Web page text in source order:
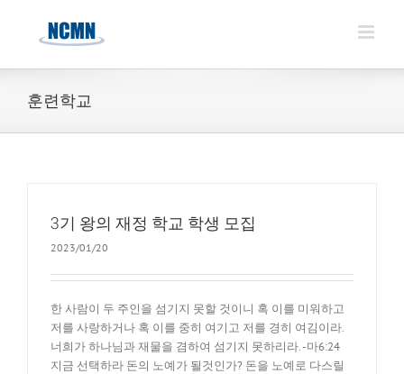
훈련학교
3기 왕의 재정 학교 학생 모집
2023/01/20
한 사람이 두 주인을 섬기지 못할 것이니 혹 이를 미워하고
저를 사랑하거나 혹 이를 중히 여기고 저를 경히 여김이라.
너희가 하나님과 재물을 겸하여 섬기지 못하리라. -마6:24
지금 선택하라 돈의 노예가 될것인가? 돈을 노예로 다스릴